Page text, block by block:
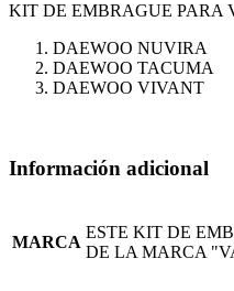
KIT DE EMBRAGUE PARA
DAEWOO NUVIRA
DAEWOO TACUMA
DAEWOO VIVANT
Información adicional
MARCA
ESTE KIT DE
DE LA MARCA